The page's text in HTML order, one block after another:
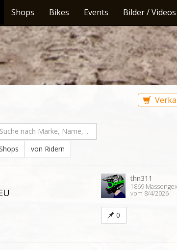
Shops Bikes Events Bilder / Videos
von Ridern
thn311
1869
vom 8/4/2026
0